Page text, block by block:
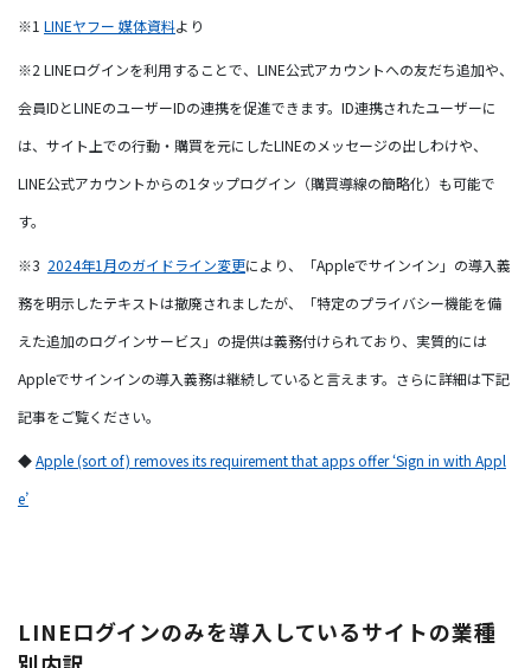
※1 LINEヤフー 媒体資料より
※2 LINEログインを利用することで、LINE公式アカウントへの友だち追加や、
会員IDとLINEのユーザーIDの連携を促進できます。ID連携されたユーザーに
は、サイト上での行動・購買を元にしたLINEのメッセージの出しわけや、
LINE公式アカウントからの1タップログイン（購買導線の簡略化）も可能で
す。
※3 2024年1月のガイドライン変更により、「Appleでサインイン」の導入義
務を明示したテキストは撤廃されましたが、「特定のプライバシー機能を備
えた追加のログインサービス」の提供は義務付けられており、実質的には
Appleでサインインの導入義務は継続していると言えます。さらに詳細は下記
記事をご覧ください。
◆Apple (sort of) removes its requirement that apps offer ‘Sign in with Appl
e’
LINEログインのみを導入しているサイトの業種